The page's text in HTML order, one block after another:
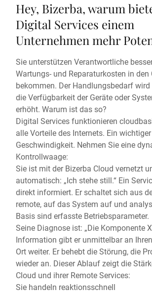
Hey, Bizerba, warum
Digital Services einem
Unternehmen mehr
Sie unterstützen Verantwortliche
Wartungs- und Reparaturkosten in den
bekommen. Der Handlungsbedarf
die Verfügbarkeit der Geräte oder
erhöht. Warum ist das so?
Digital Services funktionieren
alle Vorteile des Internets. Ein
Geschwindigkeit. Nehmen Sie eine
Kontrollwaage:
Sie ist mit der Bizerba Cloud vernetzt
automatisch: „Ich stehe still.“ Ein
direkt informiert. Er schaltet sich aus
remote, auf das System auf und
Basis sind erfasste Betriebsparameter.
Seine Diagnose ist: „Die Komponente
Information gibt er unmittelbar an
Ort weiter. Er behebt die Störung, die
wieder an. Dieser Ablauf zeigt die
Cloud und ihrer Remote Services:
Sie handeln reaktionsschnell